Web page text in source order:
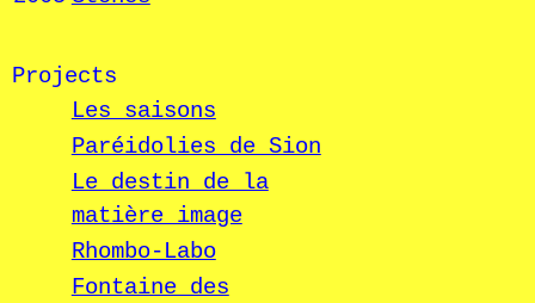
Projects
Les saisons
Paréidolies de Sion
Le destin de la
matière image
Rhombo-Labo
Fontaine des